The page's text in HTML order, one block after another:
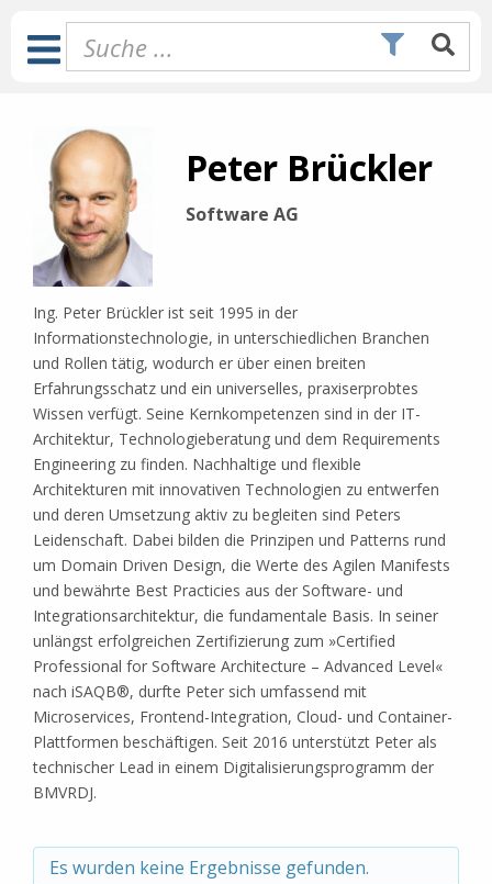
Inhalt
springen
Toggle
Navigation
Peter Brückler
Software AG
Ing. Peter Brückler ist seit 1995 in der
Informationstechnologie, in unterschiedlichen Branchen
und Rollen tätig, wodurch er über einen breiten
Erfahrungsschatz und ein universelles, praxiserprobtes
Wissen verfügt. Seine Kernkompetenzen sind in der IT-
Architektur, Technologieberatung und dem Requirements
Engineering zu finden. Nachhaltige und flexible
Architekturen mit innovativen Technologien zu entwerfen
und deren Umsetzung aktiv zu begleiten sind Peters
Leidenschaft. Dabei bilden die Prinzipen und Patterns rund
um Domain Driven Design, die Werte des Agilen Manifests
und bewährte Best Practicies aus der Software- und
Integrationsarchitektur, die fundamentale Basis. In seiner
unlängst erfolgreichen Zertifizierung zum »Certified
Professional for Software Architecture – Advanced Level«
nach iSAQB®, durfte Peter sich umfassend mit
Microservices, Frontend-Integration, Cloud- und Container-
Plattformen beschäftigen. Seit 2016 unterstützt Peter als
technischer Lead in einem Digitalisierungsprogramm der
BMVRDJ.
Es wurden keine Ergebnisse gefunden.